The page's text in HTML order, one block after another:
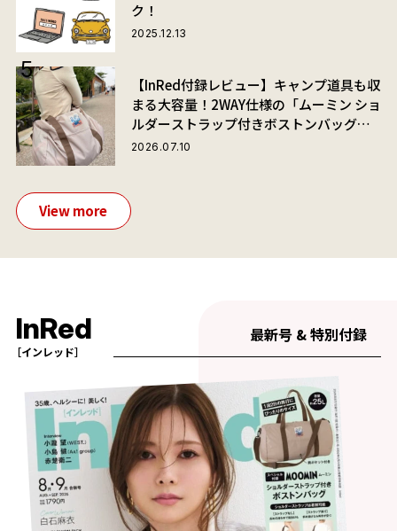
ク！
2025.12.13
【InRed付録レビュー】キャンプ道具も収
まる大容量！2WAY仕様の「ムーミン ショ
ルダーストラップ付きボストンバッグ」
が夏旅におすすめな理由
2026.07.10
View more
InRed
［インレッド］
最新号 & 特別付録